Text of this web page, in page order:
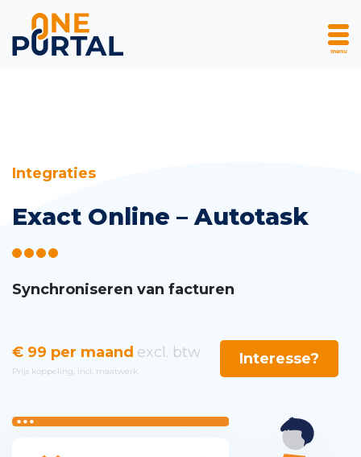
Skip
content
menu
Integraties
Exact Online – Autotask
Synchroniseren van facturen
€ 99 per maand excl. btw
Prijs koppeling, incl. maatwerk
Interesse?